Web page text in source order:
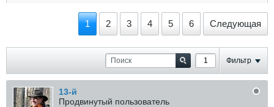
1 2 3 4 5 6 Следующая
Фильтр
13-й
Продвинутый пользователь